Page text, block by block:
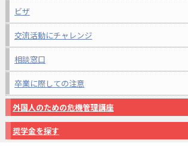
ビザ
交流活動にチャレンジ
相談窓口
卒業に際しての注意
外国人のための危機管理講座
奨学金を探す